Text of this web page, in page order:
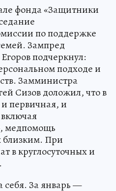
фонда «Защитники
по поддержке
Зампред
подчеркнул:
подходе и
Замминистра
Сизов доложил, что в
и первичная, и
медпомощь
При
в круглосуточных и
себя. За январь —